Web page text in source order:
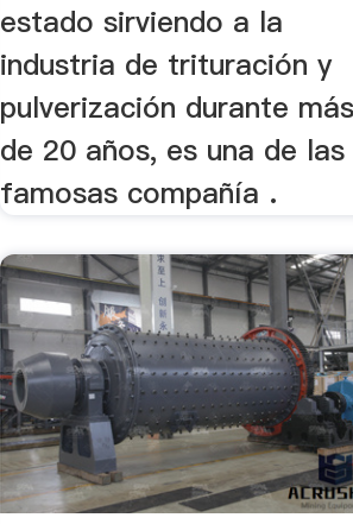
estado sirviendo a la
industria de trituración y
pulverización durante más
de 20 años, es una de las
famosas compañía .